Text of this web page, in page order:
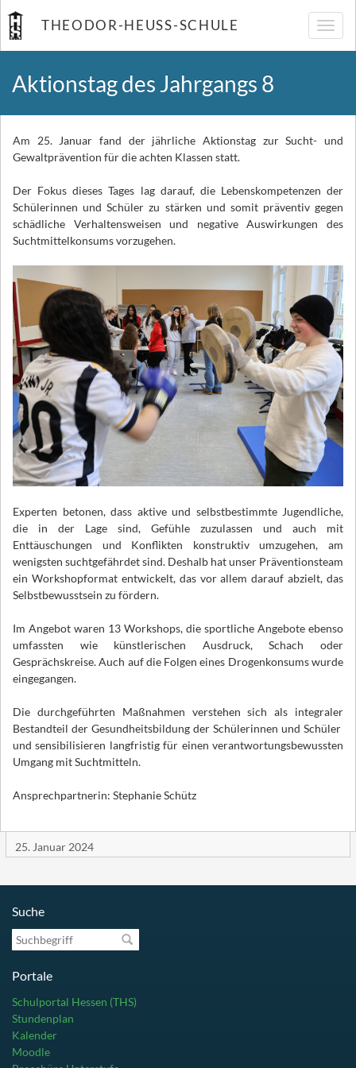
THEODOR-HEUSS-SCHULE
Aktionstag des Jahrgangs 8
Am 25. Januar fand der jährliche Aktionstag zur Sucht- und
Gewaltprävention für die achten Klassen statt.
Der Fokus dieses Tages lag darauf, die Lebenskompetenzen der
Schülerinnen und Schüler zu stärken und somit präventiv gegen
schädliche Verhaltensweisen und negative Auswirkungen des
Suchtmittelkonsums vorzugehen.
Experten betonen, dass aktive und selbstbestimmte Jugendliche,
die in der Lage sind, Gefühle zuzulassen und auch mit
Enttäuschungen und Konflikten konstruktiv umzugehen, am
wenigsten suchtgefährdet sind. Deshalb hat unser Präventionsteam
ein Workshopformat entwickelt, das vor allem darauf abzielt, das
Selbstbewusstsein zu fördern.
Im Angebot waren 13 Workshops, die sportliche Angebote ebenso
umfassten wie künstlerischen Ausdruck, Schach oder
Gesprächskreise. Auch auf die Folgen eines Drogenkonsums wurde
eingegangen.
Die durchgeführten Maßnahmen verstehen sich als integraler
Bestandteil der Gesundheitsbildung der Schülerinnen und Schüler
und sensibilisieren langfristig für einen verantwortungsbewussten
Umgang mit Suchtmitteln.
Ansprechpartnerin: Stephanie Schütz
25. Januar 2024
Suche
Suchbegriff
Portale
Schulportal Hessen (THS)
Stundenplan
Kalender
Moodle